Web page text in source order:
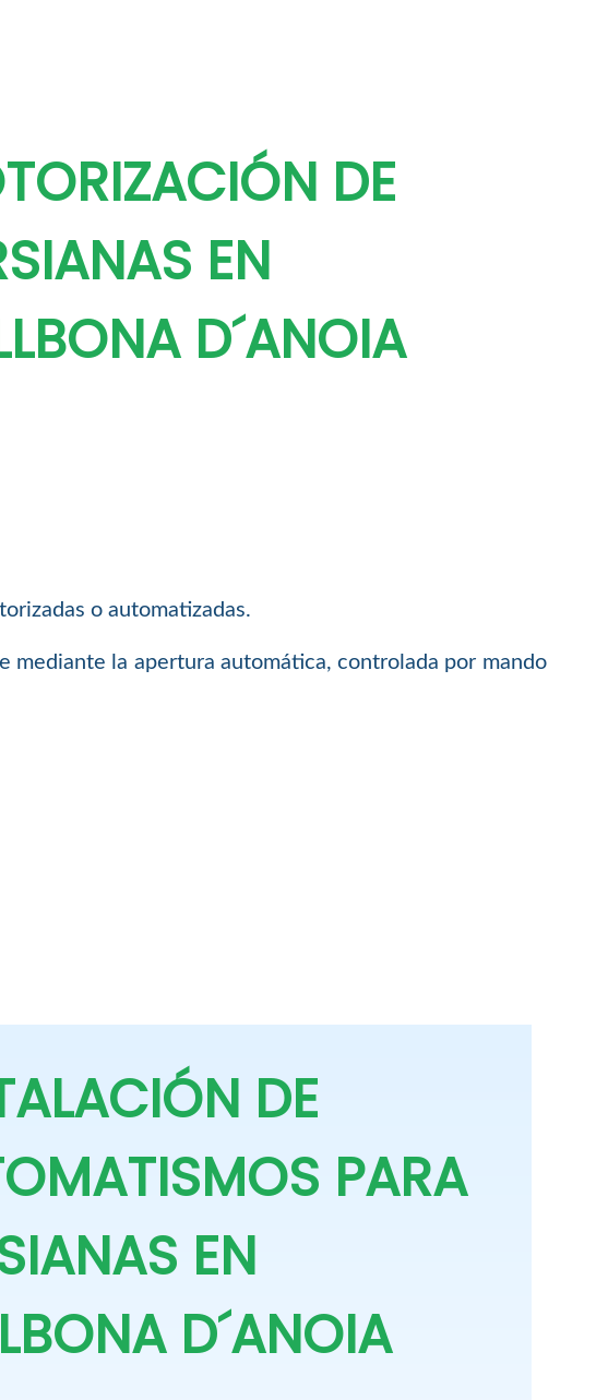
DE
EN
D´ANOIA
o automatizadas.
mediante la apertura automática, controlada por mando
DE
PARA
EN
D´ANOIA